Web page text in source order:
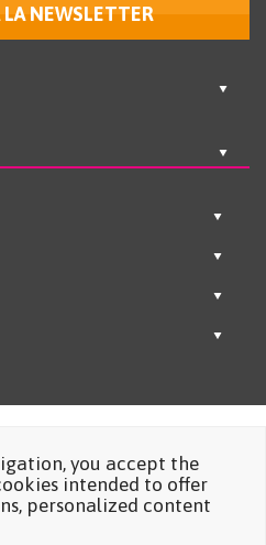
LA NEWSLETTER
you accept the
intended to offer
personalized content